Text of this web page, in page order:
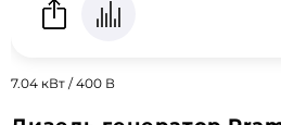
7.04 кВт / 400 В